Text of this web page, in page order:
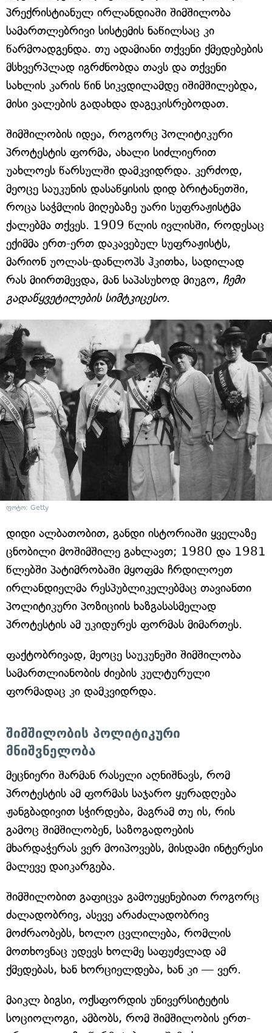
პრექრისტიანულ ირლანდიაში შიმშილობა
სამართლებრივი სისტემის ნაწილსაც კი
წარმოადგენდა. თუ ადამიანი თქვენი ქმედებების
მსხვერპლად იგრძნობდა თავს და თქვენი
სახლის კარის წინ სიკვდილამდე იშიმშილებდა,
მისი ვალების გადახდა დაგეკისრებოდათ.
შიმშილობის იდეა, როგორც პოლიტიკური
პროტესტის ფორმა, ახალი სიძლიერით
უახლოეს წარსულში დამკვიდრდა. კერძოდ,
მეოცე საუკუნის დასაწყისის დიდ ბრიტანეთში,
როცა საჭმლის მიღებაზე უარი სუფრაჟისტმა
ქალებმა თქვეს. 1909 წლის ივლისში, როდესაც
ექიმმა ერთ-ერთ დაკავებულ სუფრაჟისტს,
მარიონ უოლას-დანლოპს ჰკითხა, სადილად
რას მიირთმევდა, მან საპასუხოდ მიუგო, ჩემი
გადაწყვეტილების სიმტკიცესო.
ფოტო: Getty
დიდი ალბათობით, განდი ისტორიაში ყველაზე
ცნობილი მოშიმშილე გახლავთ; 1980 და 1981
წლებში პატიმრობაში მყოფმა ჩრდილოეთ
ირლანდიელმა რესპუბლიკელებმაც თავიანთი
პოლიტიკური პოზიციის ხაზგასასმელად
პროტესტის ამ უკიდურეს ფორმას მიმართეს.
ფაქტობრივად, მეოცე საუკუნეში შიმშილობა
სამართლიანობის ძიების კულტურული
ფორმადაც კი დამკვიდრდა.
შიმშილობის პოლიტიკური
მნიშვნელობა
მეცნიერი შარმან რასელი აღნიშნავს, რომ
პროტესტის ამ ფორმას საჯარო ყურადღება
ჟანგბადივით სჭირდება, მაგრამ თუ ის, რის
გამოც შიმშილობენ, საზოგადოების
მხარდაჭერას ვერ მოიპოვებს, მისდამი ინტერესი
მალევე დაიკარგება.
შიმშილობით გაფიცვა გამოუყენებიათ როგორც
ძალადობრივ, ასევე არაძალადობრივ
მოძრაობებს, ხოლო ცვლილება, რომლის
მოთხოვნაც უდევს ხოლმე საფუძვლად ამ
ქმედებას, ხან ხორციელდება, ხან კი — ვერ.
მაიკლ ბიგსი, ოქსფორდის უნივერსიტეტის
სოციოლოგი, ამბობს, რომ შიმშილობის ერთ-